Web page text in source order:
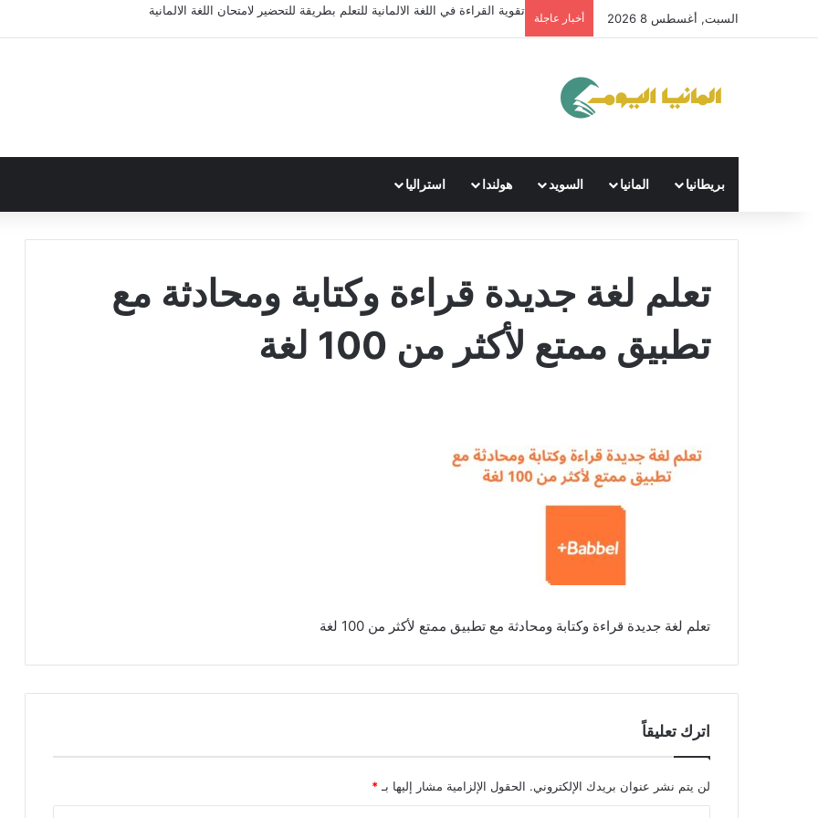
السبت, أغسطس 8 2026 أخبار عاجلة
تقوية القراءة في اللغة الالمانية للتعلم بطريقة للتحضير لامتحان اللغة الالمانية
بريطانيا المانيا السويد هولندا استراليا
تعلم لغة جديدة قراءة وكتابة ومحادثة مع
تطبيق ممتع لأكثر من 100 لغة
تعلم لغة جديدة قراءة وكتابة ومحادثة مع تطبيق ممتع لأكثر من 100 لغة
اترك تعليقاً
لن يتم نشر عنوان بريدك الإلكتروني. الحقول الإلزامية مشار إليها بـ *